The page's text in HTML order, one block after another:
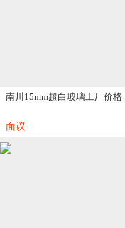
南川15mm超白玻璃工厂价格
面议